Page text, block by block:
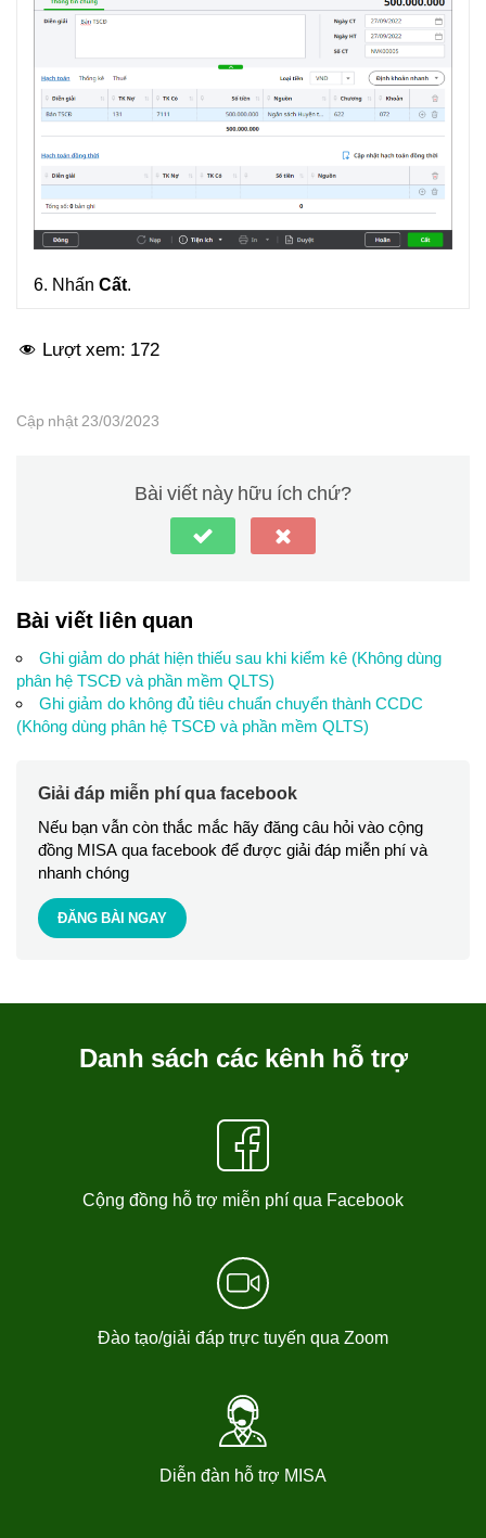
6. Nhấn Cất.
Lượt xem: 172
Cập nhật 23/03/2023
Bài viết này hữu ích chứ?
Bài viết liên quan
Ghi giảm do phát hiện thiếu sau khi kiểm kê (Không dùng
phân hệ TSCĐ và phần mềm QLTS)
Ghi giảm do không đủ tiêu chuẩn chuyển thành CCDC
(Không dùng phân hệ TSCĐ và phần mềm QLTS)
Giải đáp miễn phí qua facebook
Nếu bạn vẫn còn thắc mắc hãy đăng câu hỏi vào cộng
đồng MISA qua facebook để được giải đáp miễn phí và
nhanh chóng
ĐĂNG BÀI NGAY
Danh sách các kênh hỗ trợ
Cộng đồng hỗ trợ miễn phí qua Facebook
Đào tạo/giải đáp trực tuyến qua Zoom
Diễn đàn hỗ trợ MISA